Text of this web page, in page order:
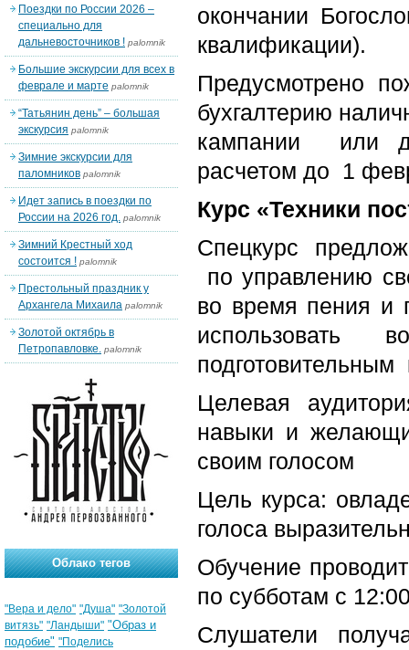
окончании
квалификации).
Предусмотрено
бухгалтерию
кампании или
расчетом до 1
Курс «Техники
Спецкурс
по управлению
во время пения и
использовать
Целевая
навыки и
своим голосом
Цель курса:
голоса
Обучение
по субботам с
Слушатели
Поездки по России 2026 –
специально для
дальневосточников ! palomnik
Большие экскурсии для всех в
феврале и марте palomnik
“Татьянин день” – большая
экскурсия palomnik
Зимние экскурсии для
паломников palomnik
Идет запись в поездки по
России на 2026 год. palomnik
Зимний Крестный ход
состоится ! palomnik
Престольный праздник у
Архангела Михаила palomnik
Золотой октябрь в
Петропавловке. palomnik
Облако тегов
"Вера и дело" "Душа" "Золотой
витязь" "Ландыши" "Образ и
подобие" "Поделись